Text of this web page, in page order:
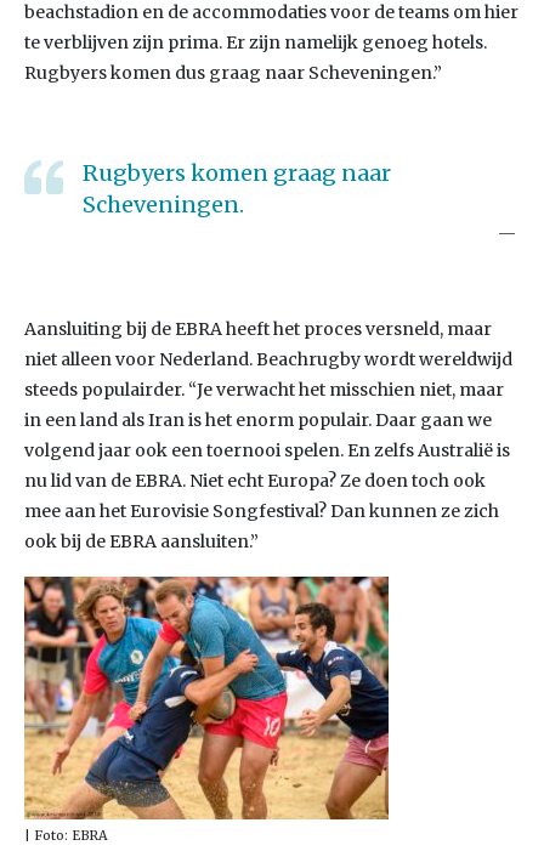
beachstadion en de accommodaties voor de teams om hier
te verblijven zijn prima. Er zijn namelijk genoeg hotels.
Rugbyers komen dus graag naar Scheveningen.”
Rugbyers komen graag naar
Scheveningen.
Aansluiting bij de EBRA heeft het proces versneld, maar
niet alleen voor Nederland. Beachrugby wordt wereldwijd
steeds populairder. “Je verwacht het misschien niet, maar
in een land als Iran is het enorm populair. Daar gaan we
volgend jaar ook een toernooi spelen. En zelfs Australië is
nu lid van de EBRA. Niet echt Europa? Ze doen toch ook
mee aan het Eurovisie Songfestival? Dan kunnen ze zich
ook bij de EBRA aansluiten.”
| Foto: EBRA